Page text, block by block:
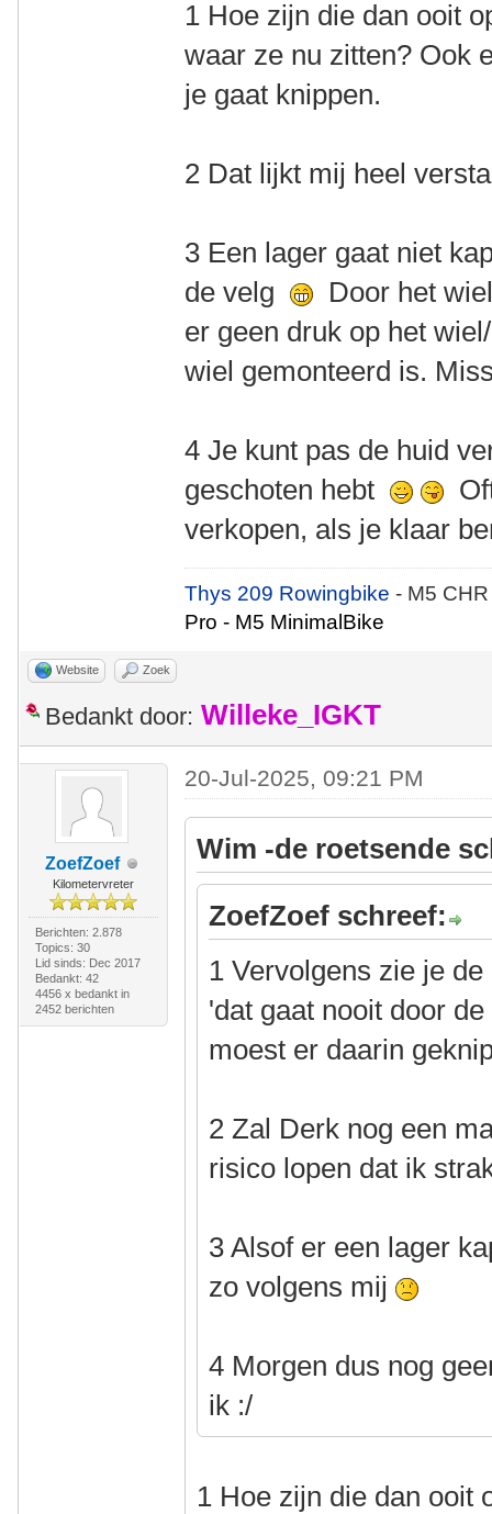
1 Hoe zijn die dan ooit
waar ze nu zitten? Ook
je gaat knippen.
2 Dat lijkt mij heel
3 Een lager gaat niet
de velg
Door het
er geen druk op het
wiel gemonteerd is.
4 Je kunt pas de huid
geschoten hebt
verkopen, als je klaar
Thys 209 Rowingbike- M5
Pro - M5 MinimalBike
Website Zoek
Bedankt door: Willeke_IGKT
ZoefZoef
Kilometervreter
Berichten: 2.878
Topics: 30
Lid sinds: Dec 2017
Bedankt: 42
4456 x bedankt in
2452 berichten
20-Jul-2025, 09:21 PM
Wim -de roetsende
ZoefZoef schreef:
1 Vervolgens zie je
'dat gaat nooit door
moest er daarin
2 Zal Derk nog een
risico lopen dat ik
3 Alsof er een lager
zo volgens mij
4 Morgen dus nog
ik :/
1 Hoe zijn die dan ooit